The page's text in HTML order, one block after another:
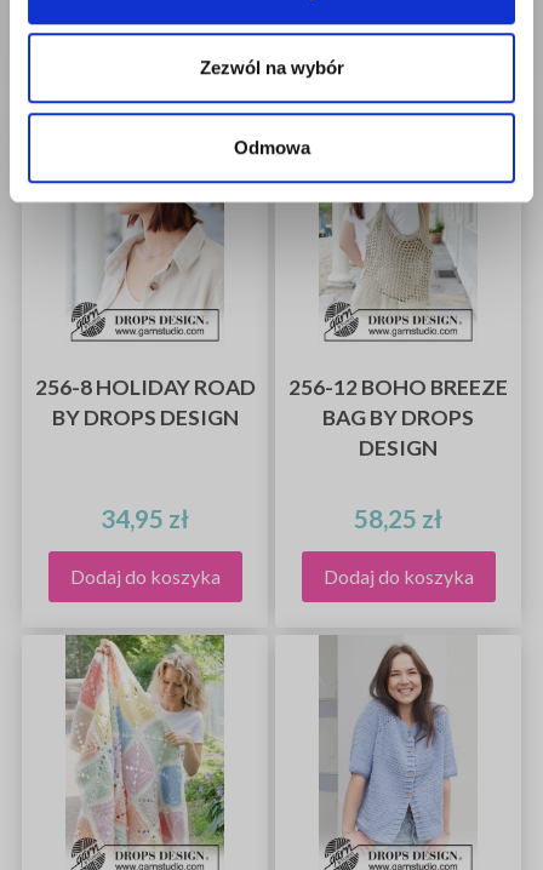
Zezwól na wybór
Odmowa
opcje
opcje
256-8 HOLIDAY ROAD
BY DROPS DESIGN
34,95 zł
Dodaj do koszyka
256-12 BOHO BREEZE
BAG BY DROPS
DESIGN
58,25 zł
Dodaj do koszyka